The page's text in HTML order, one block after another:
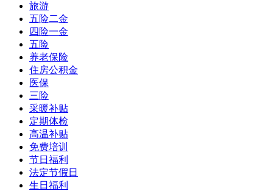
旅游
五险二金
四险一金
五险
养老保险
住房公积金
医保
三险
采暖补贴
定期体检
高温补贴
免费培训
节日福利
法定节假日
生日福利